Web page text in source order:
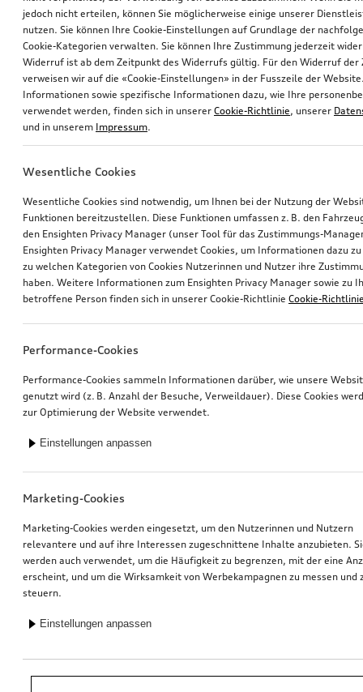
*Unverbindliche Preisempfehlung der Importeurin AMAG Import AG. Inkl.
gesetzlicher MwSt. Preise beim Audi Partner können abweichen; weitere
jedoch nicht erteilen, können Sie möglicherweise einige unserer
nutzen. Sie können Ihre Cookie-Einstellungen auf Grundlage der
Cookie-Kategorien verwalten. Sie können Ihre Zustimmung jederzeit
Widerruf ist ab dem Zeitpunkt des Widerrufs gültig. Für den Widerruf der
verweisen wir auf die «Cookie-Einstellungen» in der Fusszeile der
Informationen sowie spezifische Informationen dazu, wie Ihre
verwendet werden, finden sich in unserer Cookie-Richtlinie, unserer
und in unserem Impressum.
Wesentliche Cookies
Wesentliche Cookies sind notwendig, um Ihnen bei der Nutzung der
Funktionen bereitzustellen. Diese Funktionen umfassen z. B. den
den Ensighten Privacy Manager (unser Tool für das Zustimmungs-
Ensighten Privacy Manager verwendet Cookies, um Informationen dazu
zu welchen Kategorien von Cookies Nutzerinnen und Nutzer ihre
haben. Weitere Informationen zum Ensighten Privacy Manager sowie zu
betroffene Person finden sich in unserer Cookie-Richtlinie Cookie-
Performance-Cookies
Performance-Cookies sammeln Informationen darüber, wie unsere
genutzt wird (z. B. Anzahl der Besuche, Verweildauer). Diese Cookies
zur Optimierung der Website verwendet.
Einstellungen anpassen
Marketing-Cookies
Marketing-Cookies werden eingesetzt, um den Nutzerinnen und Nutzern
relevantere und auf ihre Interessen zugeschnittene Inhalte anzubieten.
werden auch verwendet, um die Häufigkeit zu begrenzen, mit der eine
erscheint, und um die Wirksamkeit von Werbekampagnen zu messen und
steuern.
Einstellungen anpassen